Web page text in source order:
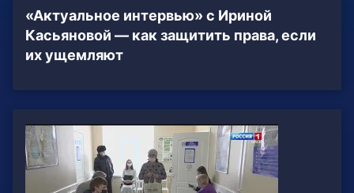
«Актуальное интервью» с Ириной
Касьяновой — как защитить права, если
их ущемляют